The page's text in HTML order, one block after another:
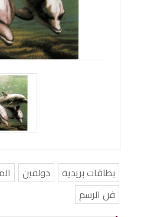
بطاقات بريدية دولفين
فن الرسم